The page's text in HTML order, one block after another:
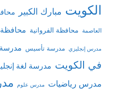
الكويت مبارك الكبير
العاصمة محافظة الفروانية
مدرس إنجليزي مدرسة تأسيس
في الكويت مدرسة لغة
مدرس رياضيات مدرس علوم